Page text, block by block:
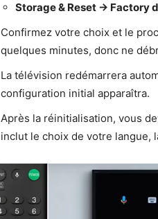
Storage & Reset → Factory
Confirmez votre choix et le
quelques minutes, donc ne
La télévision redémarrera
configuration initial apparaîtra.
Après la réinitialisation, vous
inclut le choix de votre langue,